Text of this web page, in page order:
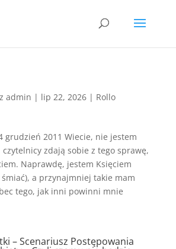
admin | lip 22, 2026| Rollo
grudzień 2011 Wiecie, nie jestem
zdają sobie z tego sprawę,
Naprawdę, jestem Księciem
a przynajmniej takie mam
tego, jak inni powinni mnie
– Scenariusz Postępowania